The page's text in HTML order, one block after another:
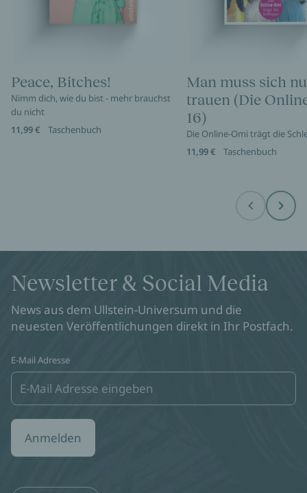
Peace, Bitches!
Nimm dich, wie du bist - mehr brauchst
du nicht
11,99 €
Taschenbuch
Man muss sich
trauen (Die
16)
Die Online-Omi trägt die
11,99 €
Taschenbuch
Before Next
Newsletter & Social Media
News aus dem Ullstein-Universum und die
neuesten Veröffentlichungen direkt in Ihr Postfach.
E-Mail Adresse
Anmelden